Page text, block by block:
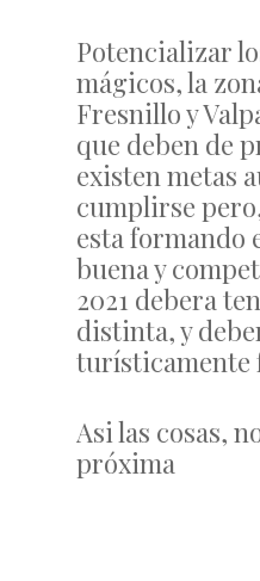
Potencializar
mágicos, la
Fresnillo y
que deben de
existen metas
cumplirse
esta formando
buena y
2021 debera
distinta, y
turísticamente
Asi las cosas,
próxima